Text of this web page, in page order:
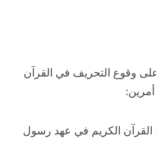
وقوع التحريف في القرآن
القرآن الكريم في عهد رسول